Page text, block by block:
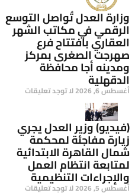
وزارة العدل تُواصل التوسع
الرقمي في مكاتب الشهر
العقاري بافتتاح فرع
صهرجت الصغرى بمركز
ومدينه أجا محافظة
الدقهلية
أغسطس 6, 2026 لا توجد تعليقات
(فيديو) وزير العدل يجري
زيارة مفاجئة لمحكمة
شمال القاهرة الابتدائية
لمتابعة انتظام العمل
والإجراءات التنظيمية
أغسطس 5, 2026 لا توجد تعليقات